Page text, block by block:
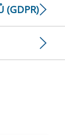
(GDPR)